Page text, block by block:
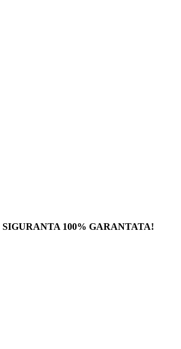
SIGURANTA 100% GARANTATA!